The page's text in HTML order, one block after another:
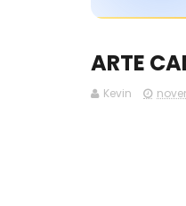
ARTE
Kevin